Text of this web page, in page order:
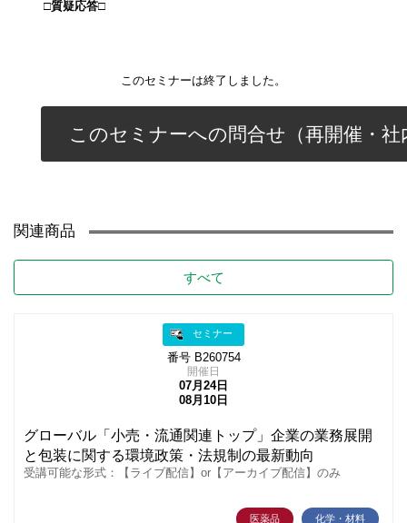
□質疑応答□
このセミナーは終了しました。
このセミナーへの問合せ（再開催・社
関連商品
すべて
セミナー
番号 B260754
開催日
07月24日
08月10日
グローバル「小売・流通関連トップ」企業の業務展開
と包装に関する環境政策・法規制の最新動向
受講可能な形式：【ライブ配信】or【アーカイブ配信】のみ
医薬品 化学・材料